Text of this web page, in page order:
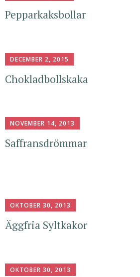
Pepparkaksbollar
DECEMBER 2, 2015
Chokladbollskaka
NOVEMBER 14, 2013
Saffransdrömmar
OKTOBER 30, 2013
Äggfria Syltkakor
OKTOBER 30, 2013